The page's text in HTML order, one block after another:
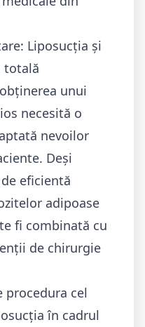
Liposucția și
totală
unui
necesită o
nevoilor
Deși
eficientă
adipoase
fi combinată cu
de chirurgie
procedura cel
în cadrul